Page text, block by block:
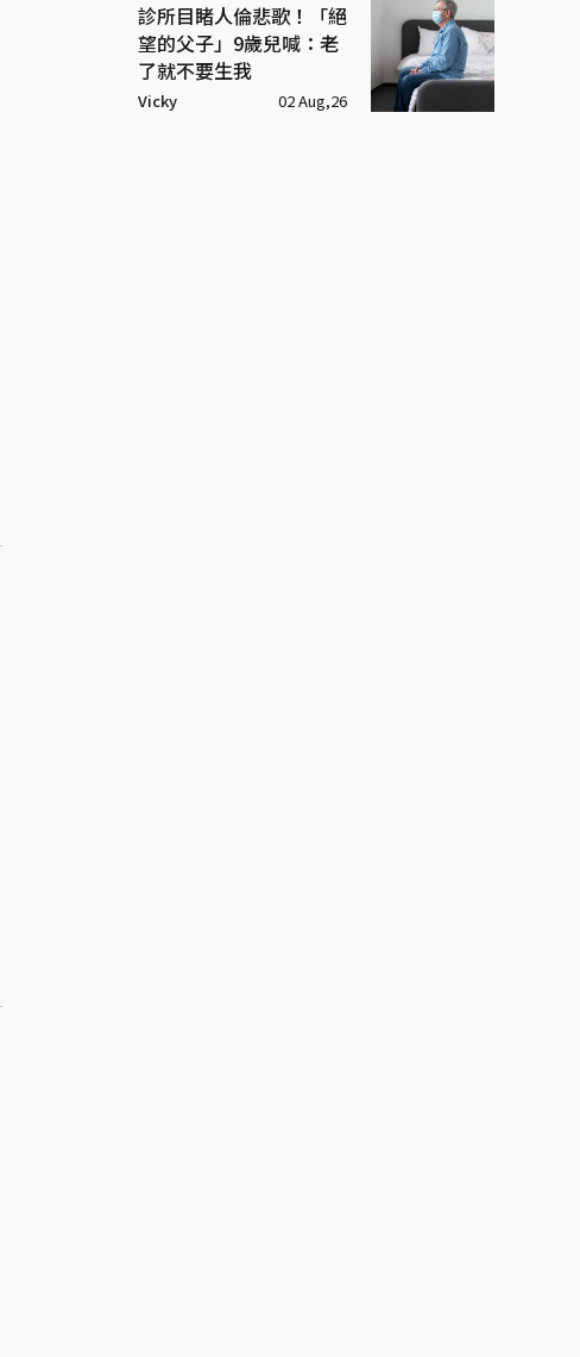
診所目睹人倫悲歌！「絕
望的父子」9歲兒喊：老
了就不要生我
Vicky 02 Aug,26